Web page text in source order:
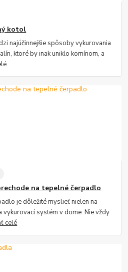
kotol
najúčinnejšie spôsoby vykurovania
ktoré by inak uniklo komínom, a
na tepelné čerpadlo
je dôležité myslieť nielen na
vykurovací systém v dome. Nie vždy
celé